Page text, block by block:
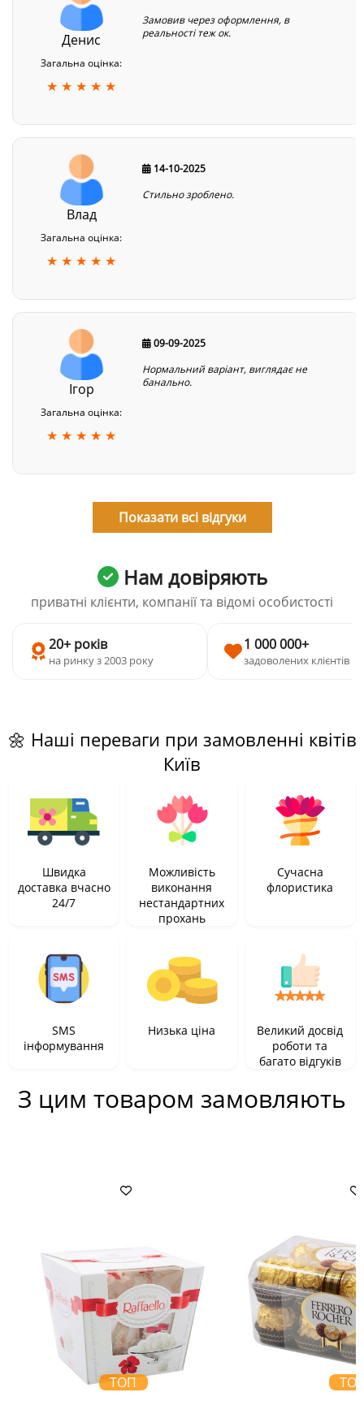
Денис
Загальна оцінка:
★ ★ ★ ★ ★
Замовив через оформлення, в
реальності теж ок.
Влад
Загальна оцінка:
★ ★ ★ ★ ★
14-10-2025
Стильно зроблено.
Ігор
Загальна оцінка:
★ ★ ★ ★ ★
09-09-2025
Нормальний варіант, виглядає не
банально.
Показати всі відгуки
Нам довіряють
приватні клієнти, компанії та відомі особистості
20+ років
на ринку з 2003 року
1 000 000+
задоволених клієнтів
🌼 Наші переваги при замовленні квітів
Київ
Швидка
доставка вчасно
24/7
Можливість
виконання
нестандартних
прохань
Сучасна
флористика
SMS
інформування
Низька ціна
Великий досвід
роботи та
багато відгуків
З цим товаром замовляють
ТОП